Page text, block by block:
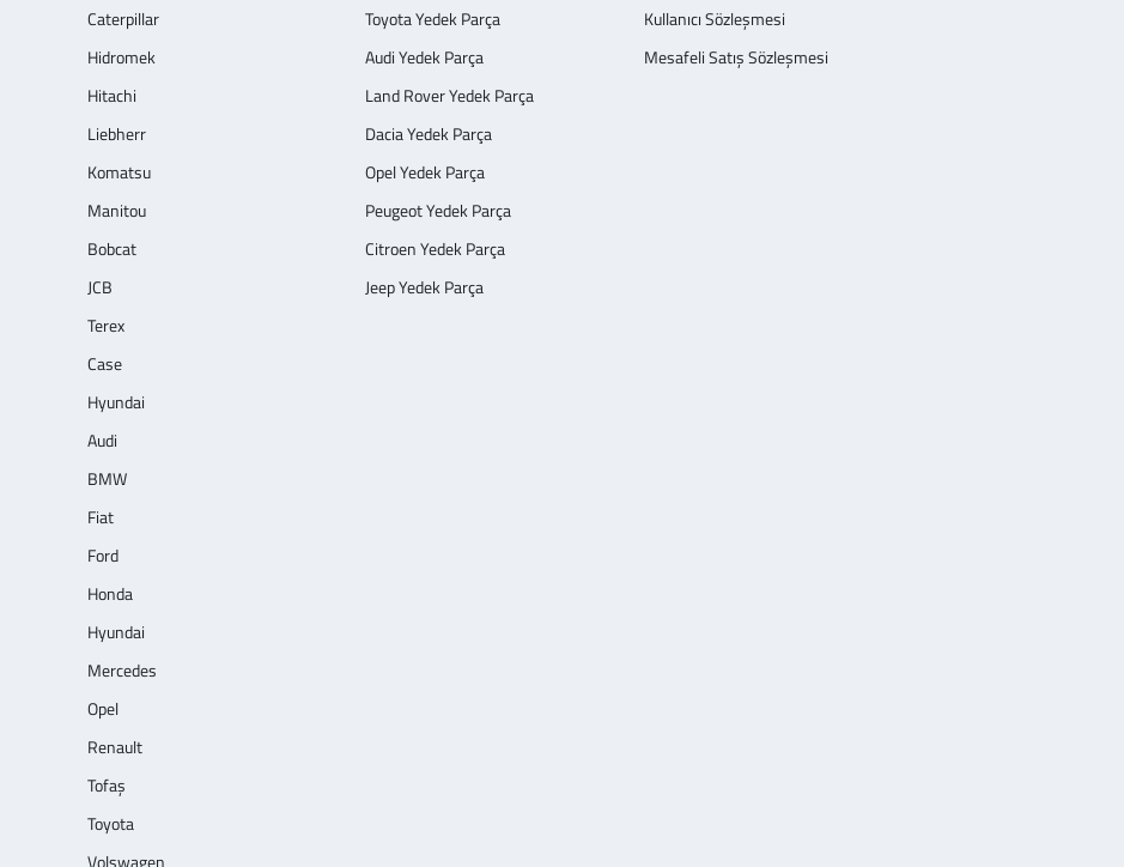
Caterpillar
Hidromek
Hitachi
Liebherr
Komatsu
Manitou
Bobcat
JCB
Terex
Case
Hyundai
Audi
BMW
Fiat
Ford
Honda
Hyundai
Mercedes
Opel
Renault
Tofaş
Toyota
Volswagen
Toyota Yedek Parça
Audi Yedek Parça
Land Rover Yedek Parça
Dacia Yedek Parça
Opel Yedek Parça
Peugeot Yedek Parça
Citroen Yedek Parça
Jeep Yedek Parça
Kullanıcı Sözleşmesi
Mesafeli Satış Sözleşmesi